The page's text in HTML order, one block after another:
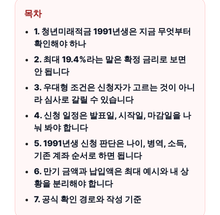
목차
1. 청년미래적금 1991년생은 지금 무엇부터
확인해야 하나
2. 최대 19.4%라는 말은 확정 금리로 보면
안 됩니다
3. 우대형 조건은 신청자가 고르는 것이 아니
라 심사로 갈릴 수 있습니다
4. 신청 일정은 발표일, 시작일, 마감일을 나
눠 봐야 합니다
5. 1991년생 신청 판단은 나이, 병역, 소득,
기존 계좌 순서로 하면 됩니다
6. 만기 금액과 납입액은 최대 예시와 내 상
황을 분리해야 합니다
7. 공식 확인 경로와 작성 기준